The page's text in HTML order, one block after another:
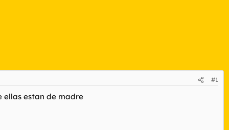
#1
ellas estan de madre